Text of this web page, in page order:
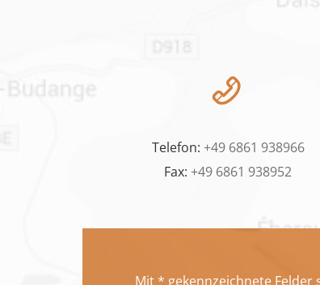
Telefon: +49 6861 938966
Fax: +49 6861 938952
Mit * gekennzeichnete Felder